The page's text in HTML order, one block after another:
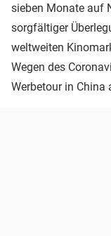
sieben Monate auf
sorgfältiger
weltweiten
Wegen des
Werbetour in China